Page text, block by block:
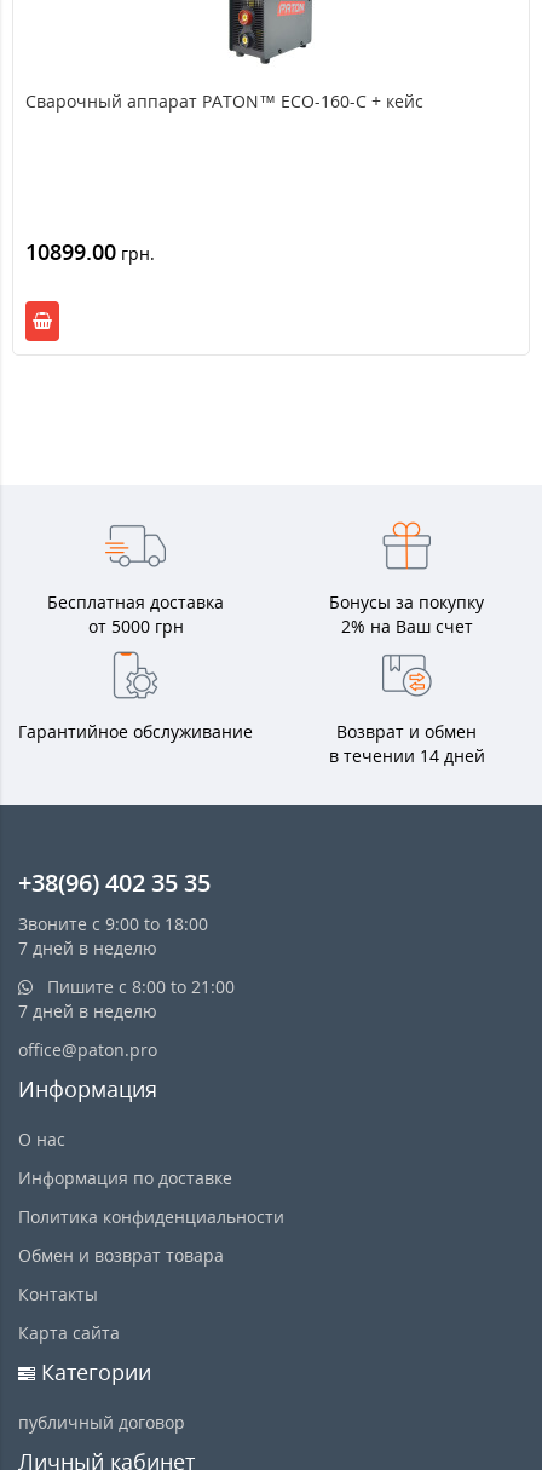
Сварочный аппарат PATON™ ECO-160-C + кейс
10899.00 грн.
Бесплатная доставка
от 5000 грн
Бонусы за покупку
2% на Ваш счет
Гарантийное обслуживание
Возврат и обмен
в течении 14 дней
+38(96) 402 35 35
Звоните с 9:00 to 18:00
7 дней в неделю
Пишите с 8:00 to 21:00
7 дней в неделю
office@paton.pro
Информация
О нас
Информация по доставке
Политика конфиденциальности
Обмен и возврат товара
Контакты
Карта сайта
Категории
публичный договор
Личный кабинет